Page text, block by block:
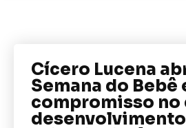
Cícero Lucena
Semana do Bebê
compromisso no